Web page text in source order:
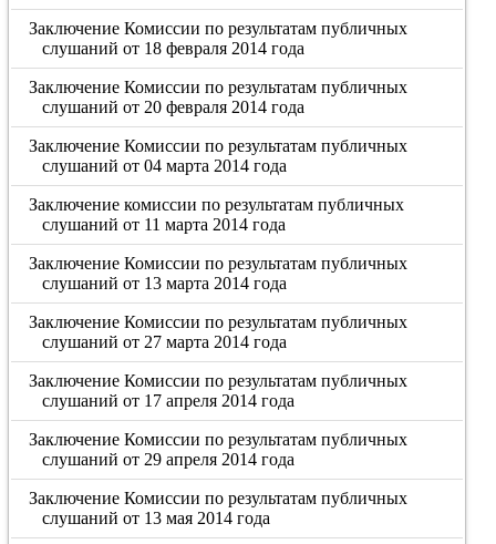
Заключение Комиссии по результатам публичных
слушаний от 18 февраля 2014 года
Заключение Комиссии по результатам публичных
слушаний от 20 февраля 2014 года
Заключение Комиссии по результатам публичных
слушаний от 04 марта 2014 года
Заключение комиссии по результатам публичных
слушаний от 11 марта 2014 года
Заключение Комиссии по результатам публичных
слушаний от 13 марта 2014 года
Заключение Комиссии по результатам публичных
слушаний от 27 марта 2014 года
Заключение Комиссии по результатам публичных
слушаний от 17 апреля 2014 года
Заключение Комиссии по результатам публичных
слушаний от 29 апреля 2014 года
Заключение Комиссии по результатам публичных
слушаний от 13 мая 2014 года